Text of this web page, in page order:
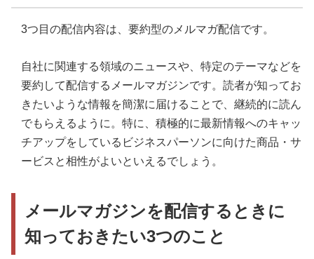
3つ目の配信内容は、要約型のメルマガ配信です。
自社に関連する領域のニュースや、特定のテーマなどを
要約して配信するメールマガジンです。読者が知ってお
きたいような情報を簡潔に届けることで、継続的に読ん
でもらえるように。特に、積極的に最新情報へのキャッ
チアップをしているビジネスパーソンに向けた商品・サ
ービスと相性がよいといえるでしょう。
メールマガジンを配信するときに
知っておきたい3つのこと